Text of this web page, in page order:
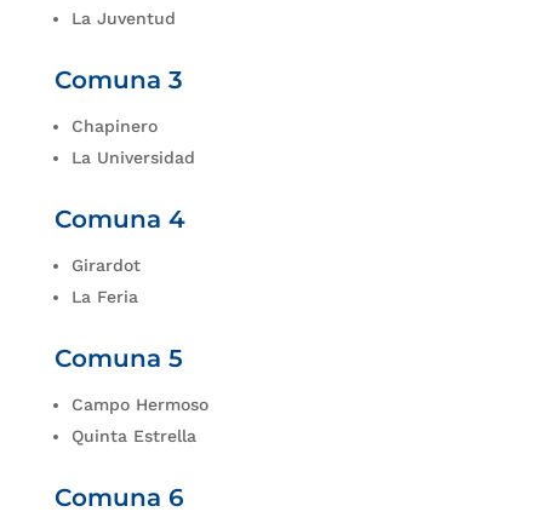
La Juventud
Comuna 3
Chapinero
La Universidad
Comuna 4
Girardot
La Feria
Comuna 5
Campo Hermoso
Quinta Estrella
Comuna 6